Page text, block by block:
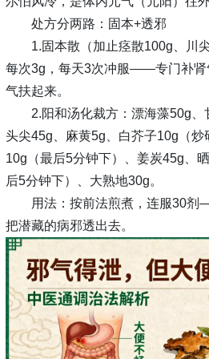
处方分两路：固本+透邪
1.固本散（加止痉散100g、川尖
每次3g，每天3次冲服——专门补肾
气扶起来。
2.阳和汤化裁方：漂海藻50g、
头尖45g、麻黄5g、白芥子10g（
10g（最后5分钟下）、姜炭45g、
后5分钟下）、大熟地30g。
用法：按前法煎煮，连服30剂
把潜藏的病邪透出去。